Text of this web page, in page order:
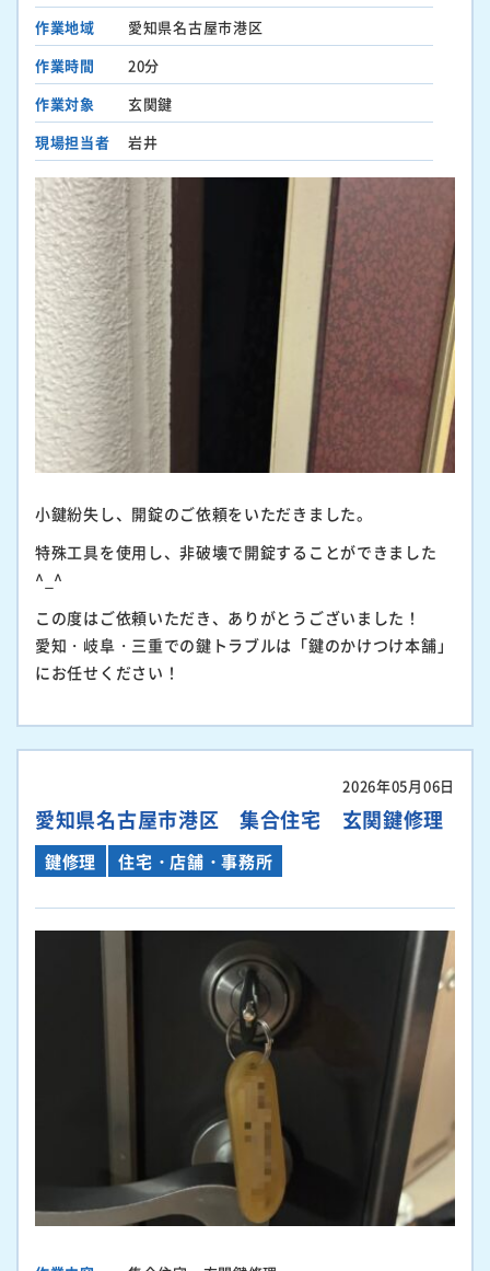
作業地域
愛知県名古屋市港区
作業時間
20分
作業対象
玄関鍵
現場担当者
岩井
小鍵紛失し、開錠のご依頼をいただきました。
特殊工具を使用し、非破壊で開錠することができました
^_^
この度はご依頼いただき、ありがとうございました！
愛知・岐阜・三重での鍵トラブルは「鍵のかけつけ本舗」
にお任せください！
2026年05月06日
愛知県名古屋市港区 集合住宅 玄関鍵修理
鍵修理 住宅・店舗・事務所